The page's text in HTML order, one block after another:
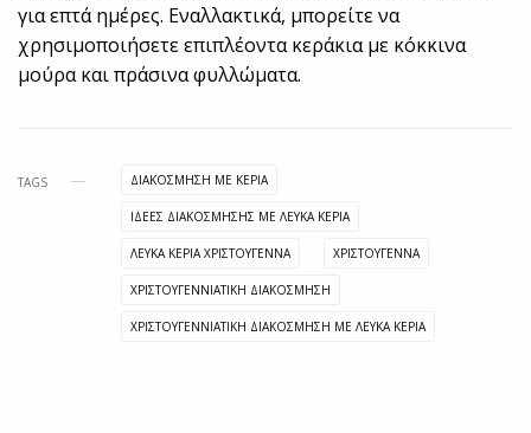
για επτά ημέρες. Εναλλακτικά, μπορείτε να
χρησιμοποιήσετε επιπλέοντα κεράκια με κόκκινα
μούρα και πράσινα φυλλώματα.
TAGS ΔΙΑΚΌΣΜΗΣΗ ΜΕ ΚΕΡΙΆ
ΙΔΕΕΣ ΔΙΑΚΟΣΜΗΣΗΣ ΜΕ ΛΕΥΚΑ ΚΕΡΙΑ
ΛΕΥΚΑ ΚΕΡΙΑ ΧΡΙΣΤΟΥΓΕΝΝΑ ΧΡΙΣΤΟΥΓΕΝΝΑ
ΧΡΙΣΤΟΥΓΕΝΝΙΑΤΙΚΗ ΔΙΑΚΟΣΜΗΣΗ
ΧΡΙΣΤΟΥΓΕΝΝΙΑΤΙΚΗ ΔΙΑΚΟΣΜΗΣΗ ΜΕ ΛΕΥΚΑ ΚΕΡΙΑ